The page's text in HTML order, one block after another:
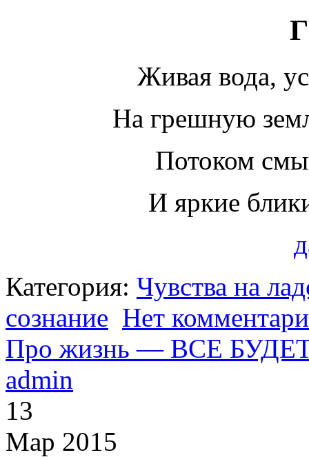
Живая вода,
На грешную
Потоком
И яркие
Категория: Чувства на
сознание Нет
Про жизнь — ВСЕ
admin
13
Мар 2015